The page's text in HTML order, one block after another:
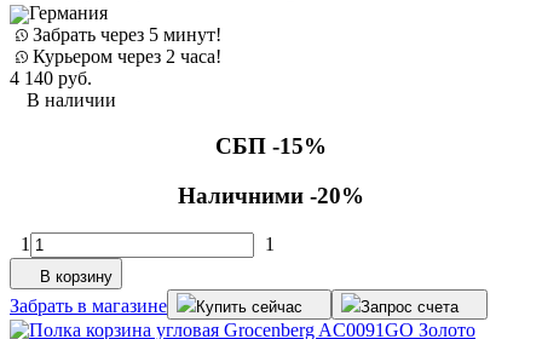
Германия
Забрать через 5 минут!
Курьером через 2 часа!
4 140 руб.
В наличии
СБП -15%
Наличними -20%
1 1
В корзину
Забрать в магазине Купить сейчас Запрос счета